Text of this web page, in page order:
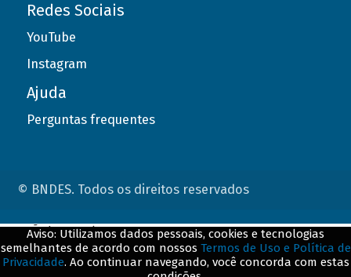
Redes Sociais
YouTube
Instagram
Ajuda
Perguntas frequentes
© BNDES. Todos os direitos reservados
Aviso: Utilizamos dados pessoais, cookies e tecnologias
semelhantes de acordo com nossos Termos de Uso e Política de
Privacidade. Ao continuar navegando, você concorda com estas
ConteÃºdo complementar
${title}${badge}